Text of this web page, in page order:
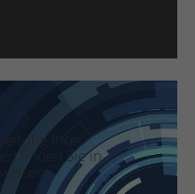
Ihrer
finden Sie in